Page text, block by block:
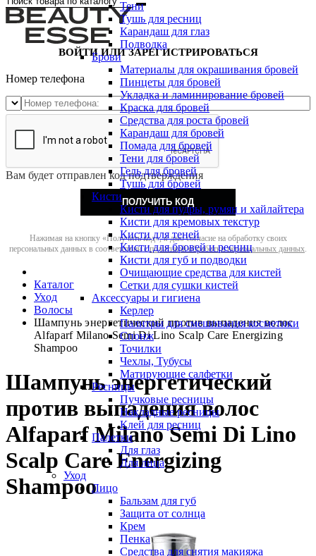
Тени
Тушь для ресниц
Карандаш для глаз
Подводка
Брови
Материалы для окрашивания бровей
Пинцеты для бровей
Укладка и ламинирование бровей
Краска для бровей
Средства для роста бровей
Карандаш для бровей
Помада для бровей
Тени для бровей
Гель для бровей
Тушь для бровей
Кисти
Кисти для пудры, румян и хайлайтера
Кисти для кремовых текстур
Кисти для теней
Кисти для бровей и ресниц
Кисти для губ и подводки
Очищающие средства для кистей
Сетки для сушки кистей
Аксессуары и гигиена
Керлер
Палитры для смешивания косметики
Спонж
Точилки
Чехлы, Тубусы
Матирующие салфетки
Ресницы
Пучковые ресницы
Накладные ресницы
Клей для ресниц
Палетки
Для глаз
Для лица
Уход
Лицо
Бальзам для губ
Защита от солнца
Крем
Пенка
Средства для снятия макияжа
ВОЙТИ ИЛИ ЗАРЕГИСТРИРОВАТЬСЯ
Номер телефона
Вам будет отправлен код подтверждения
ПОЛУЧИТЬ КОД
Нажимая на кнопку «Получить код», я даю согласие на обработку своих
персональных данных в соответствии сполитикой обработки персональных данных.
Каталог
Уход
Волосы
Шампунь энергетический против выпадения волос
Alfaparf Milano Semi Di Lino Scalp Care Energizing
Shampoo
Шампунь энергетический
против выпадения волос
Alfaparf Milano Semi Di Lino
Scalp Care Energizing
Shampoo